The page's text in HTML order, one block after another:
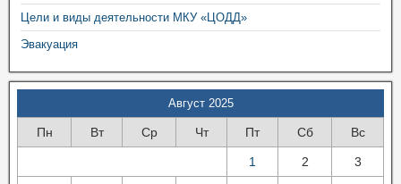
Цели и виды деятельности МКУ «ЦОДД»
Эвакуация
Август 2025
Пн Вт Ср Чт Пт Сб Вс
1 2 3